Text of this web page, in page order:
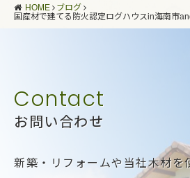
HOME
ブログ
国産材で建てる防火認定ログハウスin海南市
お問い合わせ
新築・リフォームや当社木材を